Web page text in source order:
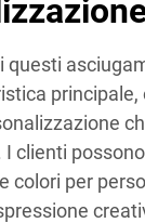
principale,
clienti
colori per